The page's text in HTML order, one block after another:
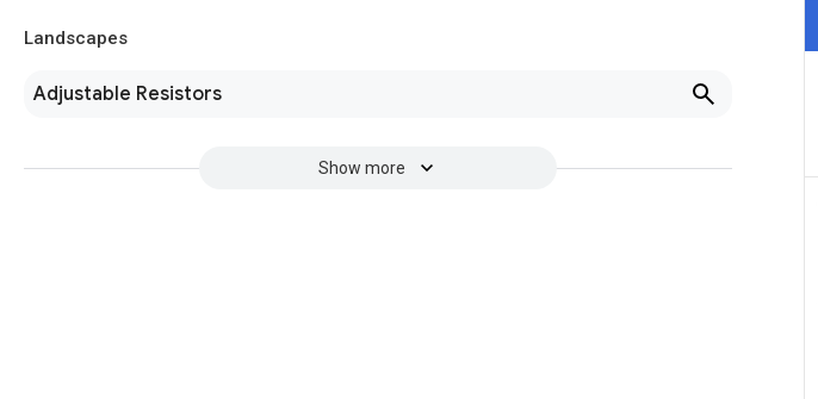
Landscapes
Adjustable Resistors
Show more